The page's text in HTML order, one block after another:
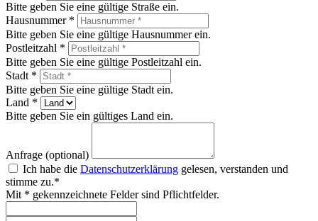
Bitte geben Sie eine gültige Straße ein.
Hausnummer *
Bitte geben Sie eine gültige Hausnummer ein.
Postleitzahl *
Bitte geben Sie eine gültige Postleitzahl ein.
Stadt *
Bitte geben Sie eine gültige Stadt ein.
Land *
Bitte geben Sie ein gültiges Land ein.
Anfrage (optional)
Ich habe die Datenschutzerklärung gelesen, verstanden und
stimme zu.*
Mit * gekennzeichnete Felder sind Pflichtfelder.